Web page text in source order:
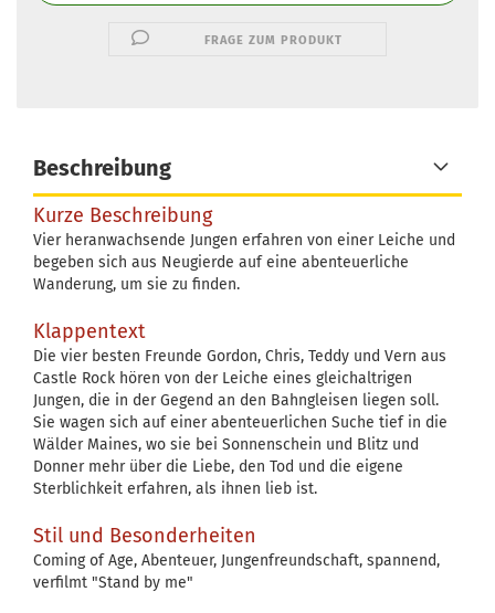
FRAGE ZUM PRODUKT
Beschreibung
Kurze Beschreibung
Vier heranwachsende Jungen erfahren von einer Leiche und
begeben sich aus Neugierde auf eine abenteuerliche
Wanderung, um sie zu finden.
Klappentext
Die vier besten Freunde Gordon, Chris, Teddy und Vern aus
Castle Rock hören von der Leiche eines gleichaltrigen
Jungen, die in der Gegend an den Bahngleisen liegen soll.
Sie wagen sich auf einer abenteuerlichen Suche tief in die
Wälder Maines, wo sie bei Sonnenschein und Blitz und
Donner mehr über die Liebe, den Tod und die eigene
Sterblichkeit erfahren, als ihnen lieb ist.
Stil und Besonderheiten
Coming of Age, Abenteuer, Jungenfreundschaft, spannend,
verfilmt "Stand by me"